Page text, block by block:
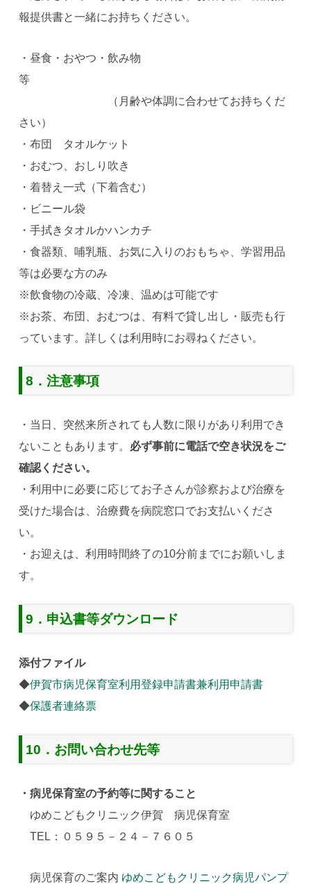
報提供書と一緒にお持ちください。
・昼食・おやつ・飲み物
等
（月齢や体調に合わせてお持ちくだ
さい）
・布団 タオルケット
・おむつ、おしり吹き
・着替え一式（下着含む）
・ビニール袋
・手拭きタオルかハンカチ
・食器類、哺乳瓶、お気に入りのおもちゃ、学習用品
等は必要な方のみ
※飲食物の冷蔵、冷凍、温めは可能です
※お茶、布団、おむつは、有料で貸し出し・販売も行
っています。詳しくは利用時にお尋ねください。
8．注意事項
・当日、突然来所されても人数に限りがあり利用でき
ないこともあります。 必ず事前に電話で空き状況をご
確認ください。
・利用中に必要に応じてお子さんが診察および治療を
受けた場合は、治療費を病院窓口でお支払いくださ
い。
・お迎えは、利用時間終了の10分前までにお願いしま
す。
9．申込書等ダウンロード
添付ファイル
◆伊賀市病児保育室利用登録申請書兼利用申請書
◆保護者連絡票
10．お問い合わせ先等
・病児保育室の予約等に関すること
ゆめこどもクリニック伊賀 病児保育室
TEL：０５９５－２４－７６０５
病児保育のご案内 ゆめこどもクリニック病児パンプ